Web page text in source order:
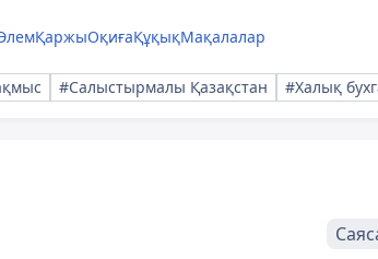
ҚаржыОқиғаҚұқықМақалалар
#Салыстырмалы Қазақстан #Халық